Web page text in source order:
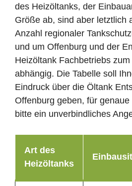
des Heizöltanks, der
Größe ab, sind aber letztlich
Anzahl regionaler
und um Offenburg und der
Heizöltank Fachbetriebs
abhängig. Die Tabelle soll
Eindruck über die Öltank
Offenburg geben, für
bitte ein unverbindliches
Art des
Heizöltanks